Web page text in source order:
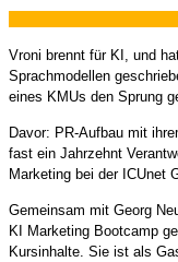
Vroni brennt für KI, und
Sprachmodellen
eines KMUs den Sprung
Davor: PR-Aufbau mit
fast ein Jahrzehnt
Marketing bei der ICUnet
Gemeinsam mit Georg
KI Marketing Bootcamp
Kursinhalte. Sie ist als